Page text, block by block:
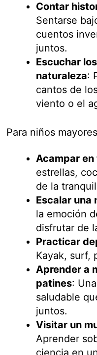
Contar
Sentarse
cuentos
juntos.
Escuchar
naturaleza:
cantos de
viento o el
Para niños mayores
Acampar en
estrellas,
de la
Escalar una
la emoción
disfrutar de
Practicar
Kayak, surf,
Aprender a
patines:
saludable
juntos.
Visitar un
Aprender
ciencia en